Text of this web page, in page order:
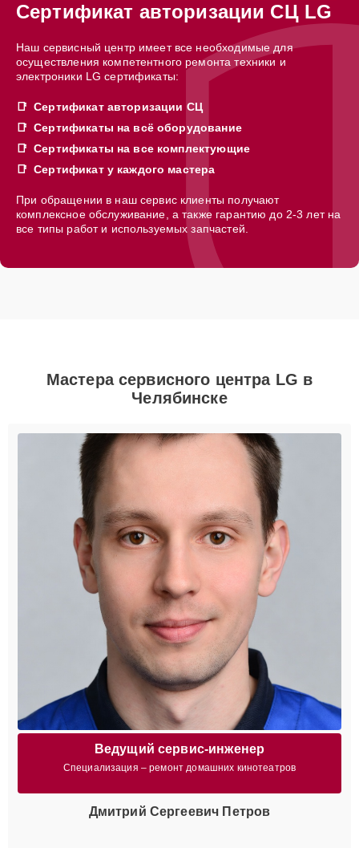
Сертификат авторизации СЦ LG
Наш сервисный центр имеет все необходимые для
осуществления компетентного ремонта техники и
электроники LG сертификаты:
Сертификат авторизации СЦ
Сертификаты на всё оборудование
Сертификаты на все комплектующие
Сертификат у каждого мастера
При обращении в наш сервис клиенты получают
комплексное обслуживание, а также гарантию до 2-3 лет на
все типы работ и используемых запчастей.
Мастера сервисного центра LG в
Челябинске
Ведущий сервис-инженер
Специализация – ремонт домашних кинотеатров
Дмитрий Сергеевич Петров